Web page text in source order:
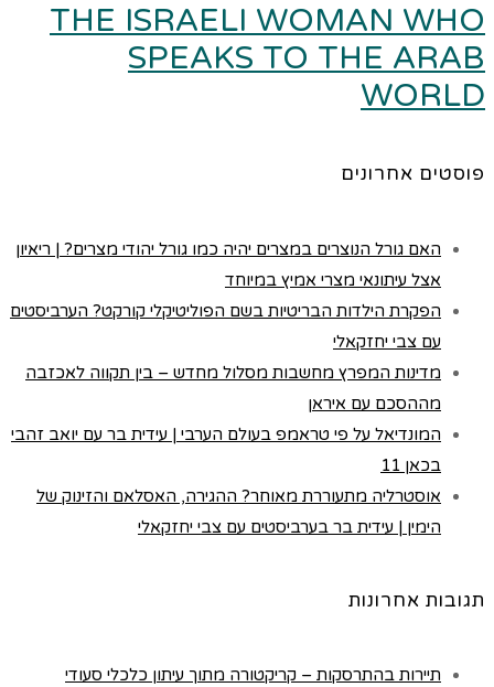
THE ISRAELI WOMAN WHO
SPEAKS TO THE ARAB
WORLD
פוסטים אחרונים
האם גורל הנוצרים במצרים יהיה כמו גורל יהודי מצרים? | ריאיון
אצל עיתונאי מצרי אמיץ במיוחד
הפקרת הילדות הבריטיות בשם הפוליטיקלי קורקט? הערביסטים
עם צבי יחזקאלי
מדינות המפרץ מחשבות מסלול מחדש – בין תקווה לאכזבה
מההסכם עם איראן
המונדיאל על פי טראמפ בעולם הערבי | עידית בר עם יואב זהבי
בכאן 11
אוסטרליה מתעוררת מאוחר? ההגירה, האסלאם והזינוק של
הימין | עידית בר בערביסטים עם צבי יחזקאלי
תגובות אחרונות
תיירות בהתרסקות – קריקטורה מתוך עיתון כלכלי סעודי